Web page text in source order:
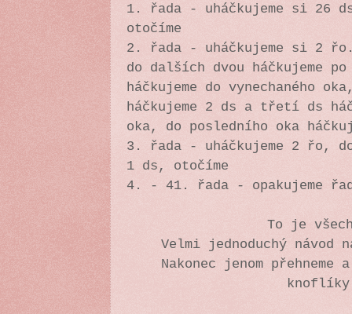
1. řada - uháčkujeme si 26
otočíme
2. řada - uháčkujeme si 2
do dalších dvou háčkujeme
háčkujeme do vynechaného
háčkujeme 2 ds a třetí ds
oka, do posledního oka
3. řada - uháčkujeme 2 řo, do
1 ds, otočíme
4. - 41. řada - opakujeme
To je
Velmi jednoduchý
Nakonec jenom přehneme